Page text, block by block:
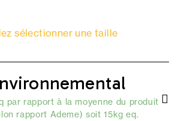
sélectionner une taille
par rapport à la moyenne du produit
rapport Ademe) soit 15kg eq.